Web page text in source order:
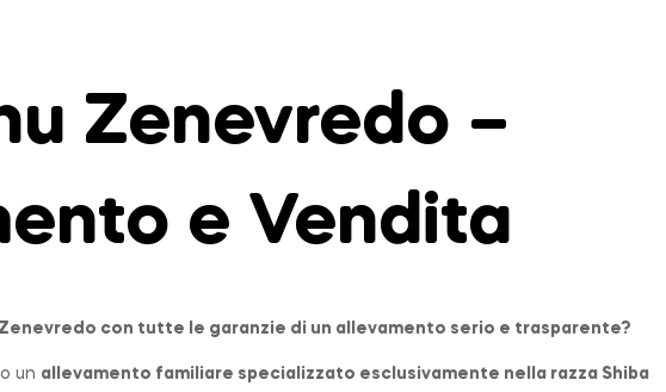
Zenevredo –
e Vendita
Zenevredo con tutte le garanzie di un allevamento serio e trasparente?
un allevamento familiare specializzato esclusivamente nella razza Shiba